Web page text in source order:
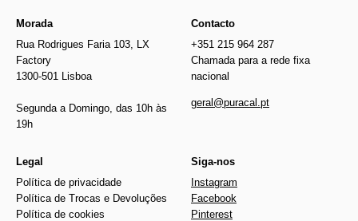
Morada
Rua Rodrigues Faria 103, LX
Factory
1300-501 Lisboa
Segunda a Domingo, das 10h às
19h
Contacto
+351 215 964 287
Chamada para a rede fixa
nacional
geral@puracal.pt
Legal
Política de privacidade
Política de Trocas e Devoluções
Política de cookies
Siga-nos
Instagram
Facebook
Pinterest